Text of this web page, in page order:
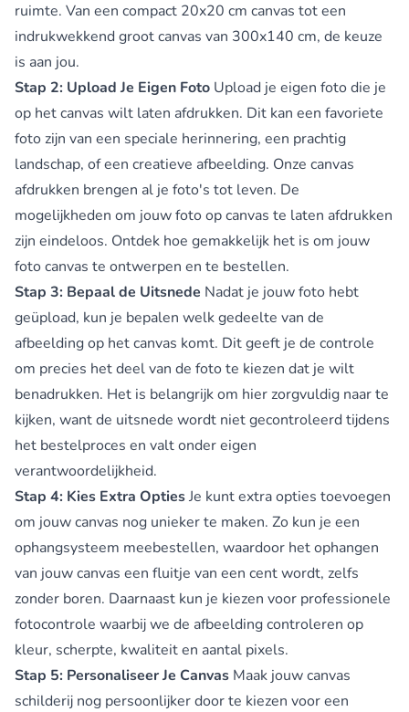
ruimte. Van een compact 20x20 cm canvas tot een
indrukwekkend groot canvas van 300x140 cm, de keuze
is aan jou.
Stap 2: Upload Je Eigen Foto Upload je eigen foto die je
op het canvas wilt laten afdrukken. Dit kan een favoriete
foto zijn van een speciale herinnering, een prachtig
landschap, of een creatieve afbeelding. Onze canvas
afdrukken brengen al je foto's tot leven. De
mogelijkheden om jouw foto op canvas te laten afdrukken
zijn eindeloos. Ontdek hoe gemakkelijk het is om jouw
foto canvas te ontwerpen en te bestellen.
Stap 3: Bepaal de Uitsnede Nadat je jouw foto hebt
geüpload, kun je bepalen welk gedeelte van de
afbeelding op het canvas komt. Dit geeft je de controle
om precies het deel van de foto te kiezen dat je wilt
benadrukken. Het is belangrijk om hier zorgvuldig naar te
kijken, want de uitsnede wordt niet gecontroleerd tijdens
het bestelproces en valt onder eigen
verantwoordelijkheid.
Stap 4: Kies Extra OptiesJe kunt extra opties toevoegen
om jouw canvas nog unieker te maken. Zo kun je een
ophangsysteem meebestellen, waardoor het ophangen
van jouw canvas een fluitje van een cent wordt, zelfs
zonder boren. Daarnaast kun je kiezen voor professionele
fotocontrole waarbij we de afbeelding controleren op
kleur, scherpte, kwaliteit en aantal pixels.
Stap 5: Personaliseer Je Canvas Maak jouw canvas
schilderij nog persoonlijker door te kiezen voor een